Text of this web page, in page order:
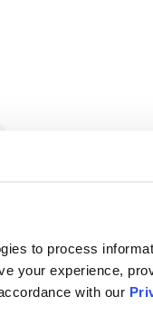
to process
your experience,
with our